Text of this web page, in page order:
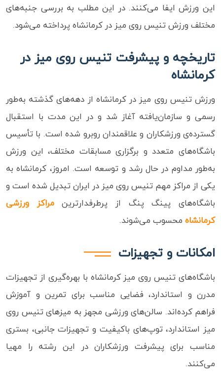
این ورزش ایفا می‌کنند. در این مطلب به بررسی جنبه‌های
مختلف ورزش تنیس روی میز در کرمانشاه پرداخته می‌شود.
تاریخچه و پیشرفت تنیس روی میز در
کرمانشاه
ورزش تنیس روی میز در کرمانشاه از دهه‌های گذشته به‌طور
رسمی و سازمان‌یافته آغاز شد و در این مدت با استقبال
گسترده‌ی ورزشکاران و علاقمندان روبرو شده است. با تأسیس
باشگاه‌های متعدد و برگزاری مسابقات مختلف، این ورزش
به‌طور مداوم در حال رشد و توسعه است. امروز، کرمانشاه به
یکی از مراکز مهم تنیس روی میز در ایران تبدیل شده است و
باشگاه‌های پینگ پنگ از پرطرفدارترینمراکز ورزشی
کرمانشاه محسوب می‌شوند.
امکانات و تجهیزات
باشگاه‌های تنیس روی میز کرمانشاه با بهره‌گیری از تجهیزات
مدرن و استاندارد، فضایی مناسب برای تمرین و آموزش
فراهم کرده‌اند. سالن‌های ورزشی مجهز به میزهای تنیس روی
میز استاندارد، توپ‌های باکیفیت و تجهیزات جانبی، بستری
مناسب برای پیشرفت ورزشکاران در این رشته را مهیا
می‌کنند.